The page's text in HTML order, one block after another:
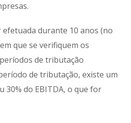
efetuada durante 10 anos (no
que se verifiquem os
de tributação
de tributação, existe um
30% do EBITDA, o que for